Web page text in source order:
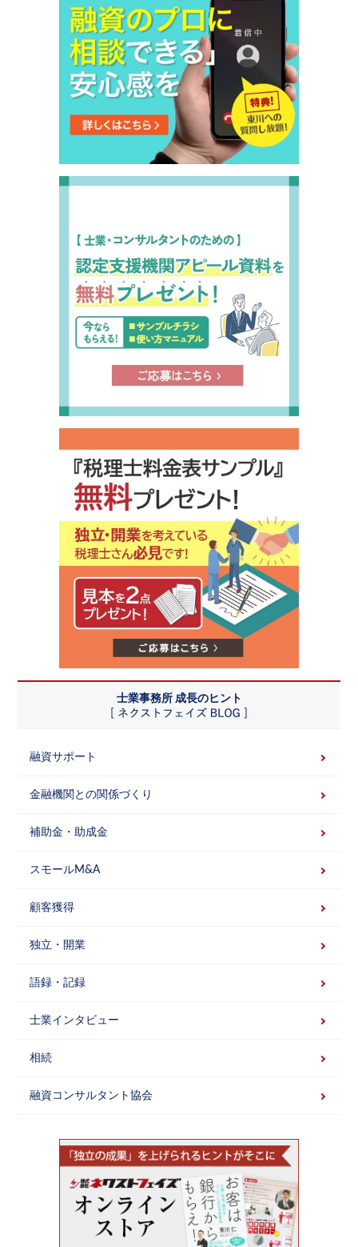
士業事務所 成長のヒント
融資サポート
金融機関との関係づくり
補助金・助成金
スモールM&A
顧客獲得
独立・開業
語録・記録
士業インタビュー
相続
融資コンサルタント協会